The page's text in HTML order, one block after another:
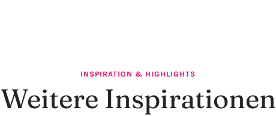
INSPIRATION & HIGHLIGHTS
Weitere Inspirationen